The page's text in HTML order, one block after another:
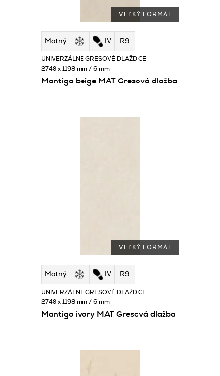
VEĽKÝ FORMÁT
Matný IV R9
Mantigo beige MAT Gresová dlažba
UNIVERZÁLNE GRESOVÉ DLAŽDICE
2748 x 1198 mm / 6 mm
VEĽKÝ FORMÁT
Matný IV R9
Mantigo ivory MAT Gresová dlažba
UNIVERZÁLNE GRESOVÉ DLAŽDICE
2748 x 1198 mm / 6 mm